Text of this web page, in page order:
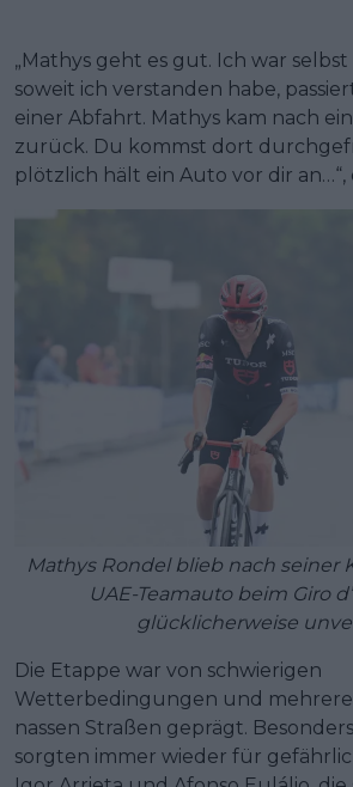
„Mathys geht es gut. Ich war
soweit ich verstanden habe,
einer Abfahrt. Mathys kam nach
zurück. Du kommst dort
plötzlich hält ein Auto vor dir
Mathys Rondel blieb nach seiner
UAE-Teamauto beim Giro
glücklicherweise
Die Etappe war von schwierigen
Wetterbedingungen und
nassen Straßen geprägt.
sorgten immer wieder für